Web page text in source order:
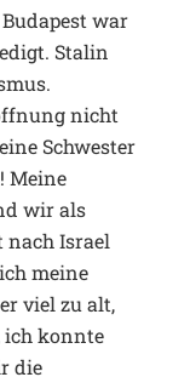
war
Stalin
nicht
Schwester
Meine
wir als
nach Israel
meine
viel zu alt,
ich konnte
die